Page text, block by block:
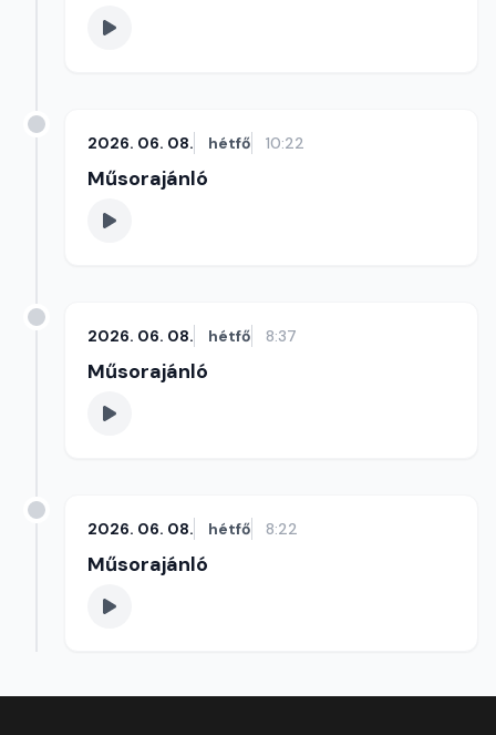
2026. 06. 08. hétfő 10:22
Műsorajánló
2026. 06. 08. hétfő 8:37
Műsorajánló
2026. 06. 08. hétfő 8:22
Műsorajánló